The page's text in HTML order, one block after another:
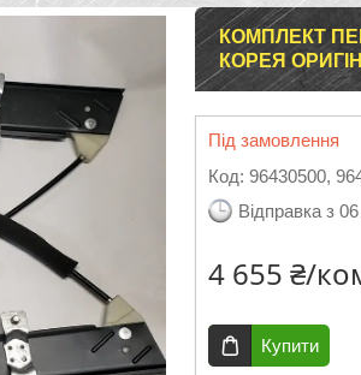
КОМПЛЕКТ
КОРЕЯ
Під замовлення
Код: 96430500,
Відправка з
4 655 ₴/
Купити